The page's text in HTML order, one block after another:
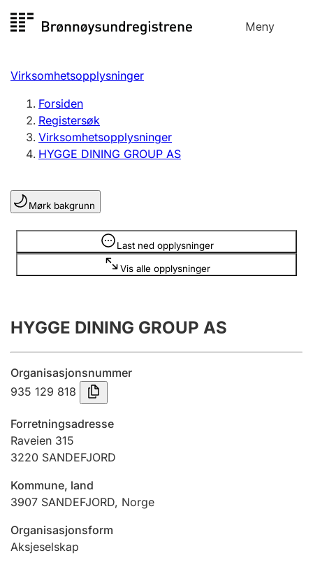
til
Meny
Registersøk
Aksjeselskap
Enkeltpersonforetak
Registrere, endre, slette
Lag og forening
Registrere, endre, slette
Årsregnskap
Innsending og forsinkelsesgebyr
Tinglysing
Jeger
Ektepaktveileder
Virksomhetsopplysninger
Forsiden
Registersøk
Virksomhetsopplysninger
HYGGE DINING GROUP AS
Mørk bakgrunn
Last ned opplysninger
Vis alle opplysninger
Opplysninger er skjult
HYGGE DINING GROUP AS
Organisasjonsnummer
935 129 818
Forretningsadresse
Raveien 315
3220 SANDEFJORD
Kommune, land
3907 SANDEFJORD, Norge
Organisasjonsform
Aksjeselskap